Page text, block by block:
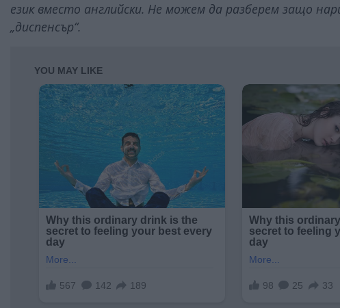
език вместо английски. Не можем да разберем защо
„диспенсър“.